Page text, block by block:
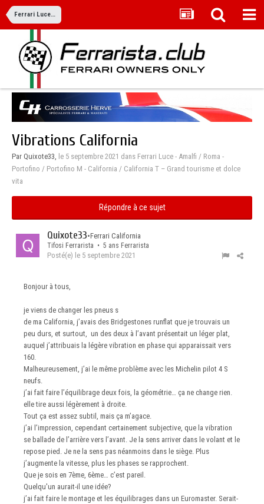
Ferrari Luce - Amalfi / Roma - Portofino / Portofino M - California / California T – Grand tourisme et dolce vita
Vibrations California
Par Quixote33, le 5 septembre 2021 dans Ferrari Luce - Amalfi / Roma -
Portofino / Portofino M - California / California T – Grand tourisme et dolce
vita
Répondre à ce sujet
Quixote33•Ferrari California
Tifosi Ferrarista • 5 ans Ferrarista
Posté(e) le 5 septembre 2021
Bonjour à tous,
je viens de changer les pneus s
de ma California, j’avais des Bridgestones runflat que je trouvais un
peu durs, et surtout, un des deux à l’avant présentait un léger plat,
auquel j’attribuais la légère vibration en phase qui apparaissait vers
160.
Malheureusement, j’ai le même problème avec les Michelin pilot 4 S
neufs.
j’ai fait faire l’équilibrage deux fois, la géométrie… ça ne change rien.
elle tire aussi légèrement à droite.
Tout ça est assez subtil, mais ça m’agace.
j’ai l’impression, cependant certainement subjective, que la vibration
se ballade de l’arrière vers l’avant. Je la sens arriver dans le volant et le
repose pied. Je ne la sens pas néanmoins dans le siège. Plus
j’augmente la vitesse, plus les phases se rapprochent.
Que je sois en 7ème, 6ème… c’est pareil.
Quelqu'un aurait-il une idée?
j’ai fait faire le montage et les équilibrages dans un Euromaster. Serait-